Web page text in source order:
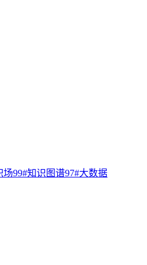
场99#知识图谱97#大数据